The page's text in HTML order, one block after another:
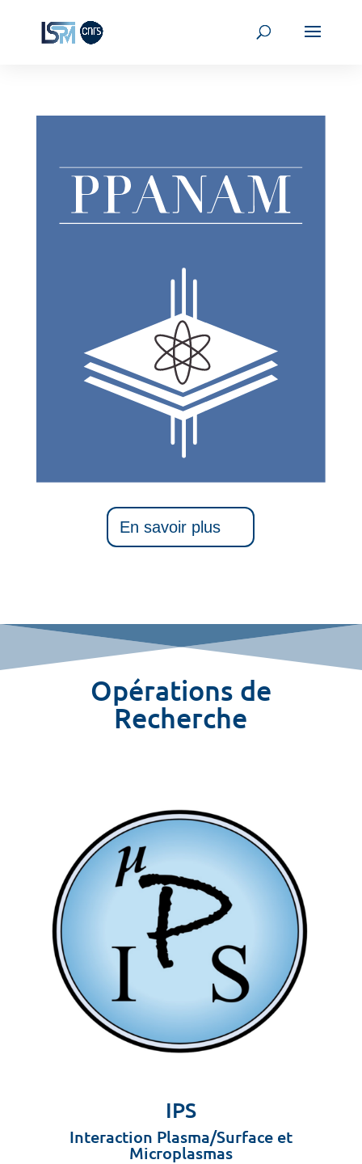
En savoir plus
Opérations de
Recherche
IPS
Interaction Plasma/Surface et
Microplasmas